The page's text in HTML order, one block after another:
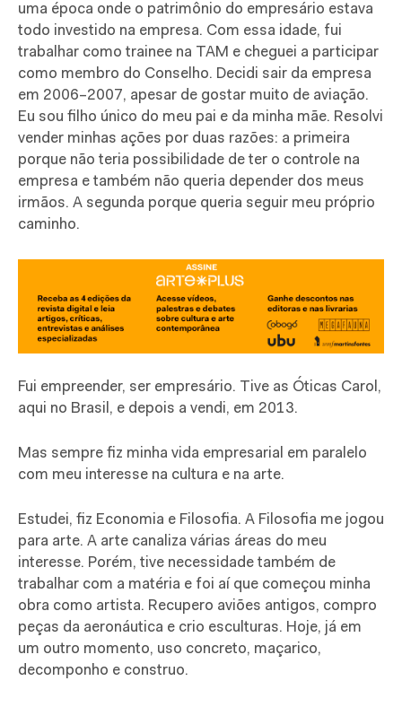
uma época onde o patrimônio do empresário estava
todo investido na empresa. Com essa idade, fui
trabalhar como trainee na TAM e cheguei a participar
como membro do Conselho. Decidi sair da empresa
em 2006–2007, apesar de gostar muito de aviação.
Eu sou filho único do meu pai e da minha mãe. Resolvi
vender minhas ações por duas razões: a primeira
porque não teria possibilidade de ter o controle na
empresa e também não queria depender dos meus
irmãos. A segunda porque queria seguir meu próprio
caminho.
Fui empreender, ser empresário. Tive as Óticas Carol,
aqui no Brasil, e depois a vendi, em 2013.
Mas sempre fiz minha vida empresarial em paralelo
com meu interesse na cultura e na arte.
Estudei, fiz Economia e Filosofia. A Filosofia me jogou
para arte. A arte canaliza várias áreas do meu
interesse. Porém, tive necessidade também de
trabalhar com a matéria e foi aí que começou minha
obra como artista. Recupero aviões antigos, compro
peças da aeronáutica e crio esculturas. Hoje, já em
um outro momento, uso concreto, maçarico,
decomponho e construo.